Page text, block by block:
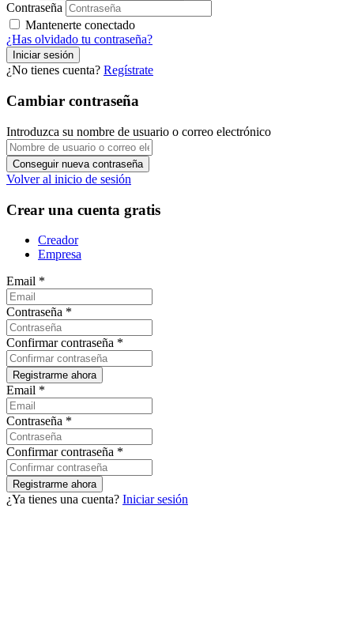
Contraseña
Mantenerte conectado
¿Has olvidado tu contraseña?
¿No tienes cuenta? Regístrate
Cambiar contraseña
Introduzca su nombre de usuario o correo electrónico
Volver al inicio de sesión
Crear una cuenta gratis
Creador
Empresa
Email *
Contraseña *
Confirmar contraseña *
Email *
Contraseña *
Confirmar contraseña *
¿Ya tienes una cuenta? Iniciar sesión